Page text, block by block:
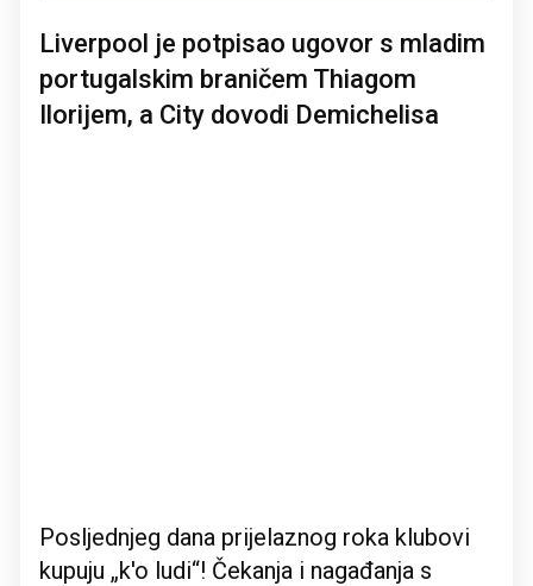
Liverpool je potpisao ugovor s mladim
portugalskim braničem Thiagom
Ilorijem, a City dovodi Demichelisa
Posljednjeg dana prijelaznog roka klubovi
kupuju „k'o ludi“! Čekanja i nagađanja s